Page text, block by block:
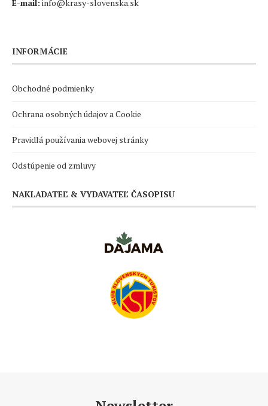
E-mail: info@krasy-slovenska.sk
INFORMÁCIE
Obchodné podmienky
Ochrana osobných údajov a Cookie
Pravidlá používania webovej stránky
Odstúpenie od zmluvy
NAKLADATEĽ & VYDAVATEĽ ČASOPISU